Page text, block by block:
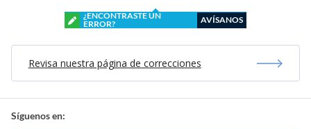
¿ENCONTRASTE UN
ERROR?
AVÍSANOS
Revisa nuestra página de correcciones
Síguenos en: